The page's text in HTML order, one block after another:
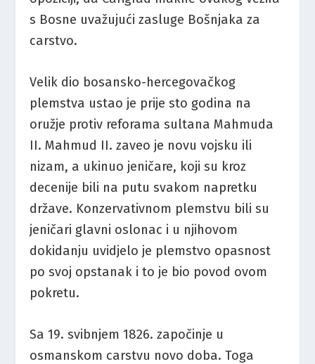
s Bosne uvažujući zasluge Bošnjaka za
carstvo.
Velik dio bosansko-hercegovačkog
plemstva ustao je prije sto godina na
oružje protiv reforama sultana Mahmuda
II. Mahmud II. zaveo je novu vojsku ili
nizam, a ukinuo jeničare, koji su kroz
decenije bili na putu svakom napretku
države. Konzervativnom plemstvu bili su
jeničari glavni oslonac i u njihovom
dokidanju uvidjelo je plemstvo opasnost
po svoj opstanak i to je bio povod ovom
pokretu.
Sa 19. svibnjem 1826. započinje u
osmanskom carstvu novo doba. Toga